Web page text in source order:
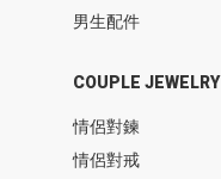
男生配件
COUPLE JEWELRY
情侶對鍊
情侶對戒